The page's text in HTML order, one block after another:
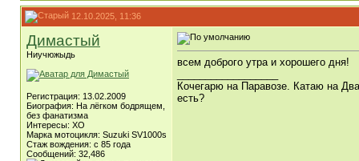
12.10.2025, 11:36
Димастый
Ниучюжыдь
Регистрация: 13.02.2009
Биография: На лёгком бодрящем,
без фанатизма
Интересы: ХО
Марка мотоцикля: Suzuki SV1000s
Стаж вождения: с 85 года
Сообщений: 32,486
всем доброго утра и хорошего дня!
Кочегарю на Паравозе. Катаю на
есть?